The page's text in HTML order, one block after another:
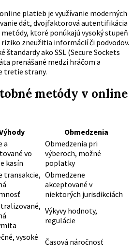
platieb je využívanie moderných
dát, dvojfaktorová autentifikácia
ktoré ponúkajú vysoký stupeň
zneužitia informácií či podvodov.
ako SSL (Secure Sockets
prenášané medzi hráčom a
tretie strany.
metódy v online
Obmedzenia
a
vo
kasín
Obmedzenia pri
výberoch, možné
poplatky
transakcie, Obmedzene
akceptované v
niektorých jurisdikciách
Výkyvy hodnoty,
regulácie
vysoké
Časová náročnosť